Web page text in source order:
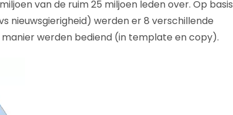
van de ruim 25 miljoen leden over. Op basis
nieuwsgierigheid) werden er 8 verschillende
werden bediend (in template en copy).